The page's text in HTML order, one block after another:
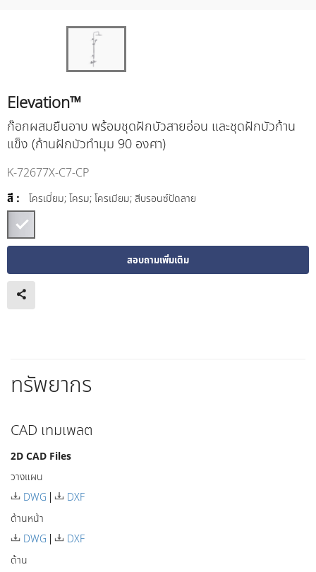
Elevation™
ก๊อกผสมยืนอาบ พร้อมชุดฝักบัวสายอ่อน และชุดฝักบัวก้าน
แข็ง (ก้านฝักบัวทำมุม 90 องศา)
K-72677X-C7-CP
สี : โครเมี่ยม; โครม; โครเมียม; สีบรอนซ์ปัดลาย
สอบถามเพิ่มเติม
ทรัพยากร
CAD เทมเพลต
2D CAD Files
วางแผน
DWG
DXF
ด้านหน้า
DWG
DXF
ด้าน